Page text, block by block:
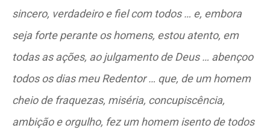
sincero, verdadeiro e fiel com todos … e, embora
seja forte perante os homens, estou atento, em
todas as ações, ao julgamento de Deus … abençoo
todos os dias meu Redentor … que, de um homem
cheio de fraquezas, miséria, concupiscência,
ambição e orgulho, fez um homem isento de todos